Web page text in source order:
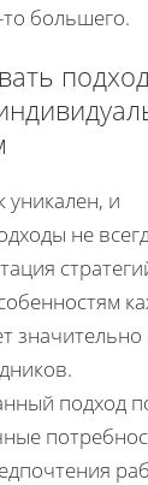
большего.
уникален, и
не
подход